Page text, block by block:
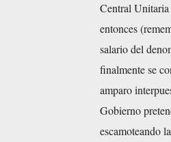
Central
entonces
salario del
finalmente se
amparo
Gobierno
escamoteando